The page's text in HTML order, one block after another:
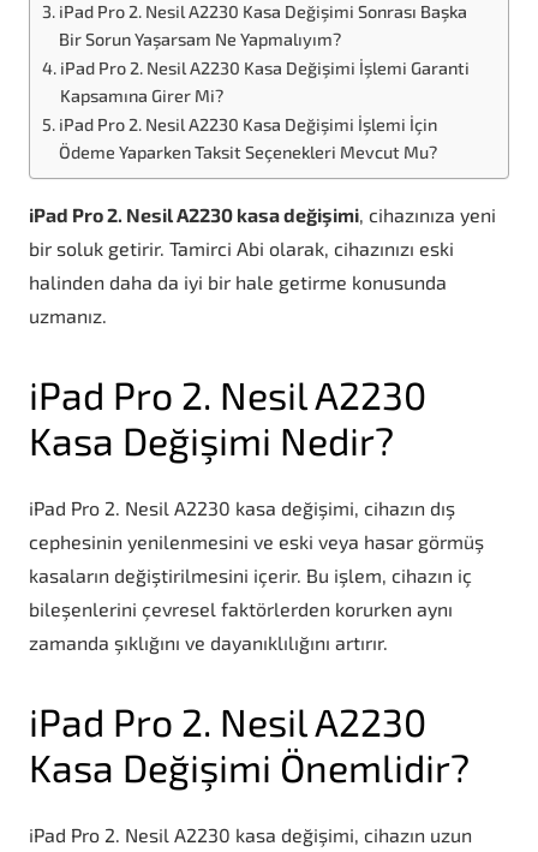
iPad Pro 2. Nesil A2230 Kasa Değişimi Sonrası Başka
Bir Sorun Yaşarsam Ne Yapmalıyım?
iPad Pro 2. Nesil A2230 Kasa Değişimi İşlemi Garanti
Kapsamına Girer Mi?
iPad Pro 2. Nesil A2230 Kasa Değişimi İşlemi İçin
Ödeme Yaparken Taksit Seçenekleri Mevcut Mu?
iPad Pro 2. Nesil A2230 kasa değişimi, cihazınıza yeni
bir soluk getirir. Tamirci Abi olarak, cihazınızı eski
halinden daha da iyi bir hale getirme konusunda
uzmanız.
iPad Pro 2. Nesil A2230
Kasa Değişimi Nedir?
iPad Pro 2. Nesil A2230 kasa değişimi, cihazın dış
cephesinin yenilenmesini ve eski veya hasar görmüş
kasaların değiştirilmesini içerir. Bu işlem, cihazın iç
bileşenlerini çevresel faktörlerden korurken aynı
zamanda şıklığını ve dayanıklılığını artırır.
iPad Pro 2. Nesil A2230
Kasa Değişimi Önemlidir?
iPad Pro 2. Nesil A2230 kasa değişimi, cihazın uzun